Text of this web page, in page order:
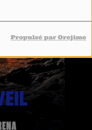
Propulsé par Orejime